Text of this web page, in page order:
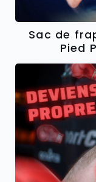
Sac de
Pied